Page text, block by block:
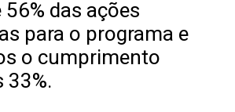
56% das ações
para o programa e
o cumprimento
33%.